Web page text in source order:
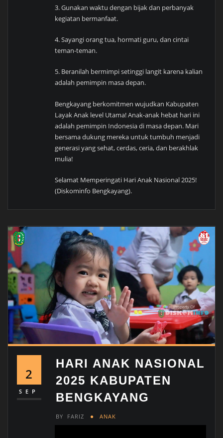
3. Gunakan waktu dengan bijak dan perbanyak
kegiatan bermanfaat.
4. Sayangi orang tua, hormati guru, dan cintai
teman-teman.
5. Beranilah bermimpi setinggi langit karena kalian
adalah pemimpin masa depan.
Bengkayang berkomitmen wujudkan Kabupaten
Layak Anak level Utama! Anak-anak hebat hari ini
adalah pemimpin Indonesia di masa depan. Mari
bersama dukung mereka untuk tumbuh menjadi
generasi yang sehat, cerdas, ceria, dan berakhlak
mulia!
Selamat Memperingati Hari Anak Nasional 2025!
(Diskominfo Bengkayang).
2
SEP
HARI ANAK NASIONAL
2025 KABUPATEN
BENGKAYANG
BY FARIZ ANAK